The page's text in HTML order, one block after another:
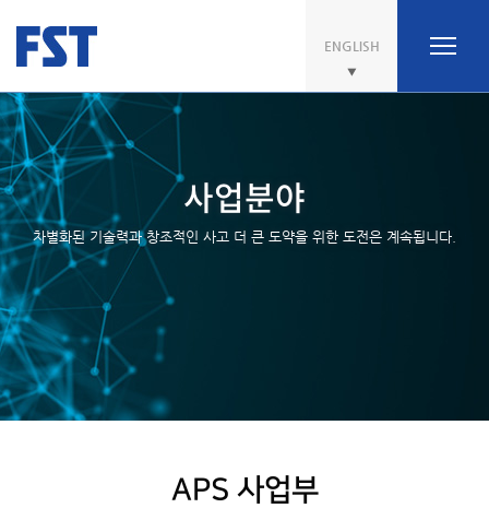
ENGLISH
사업분야
차별화된 기술력과 창조적인 사고 더 큰 도약을 위한 도전은 계속됩니다.
APS 사업부